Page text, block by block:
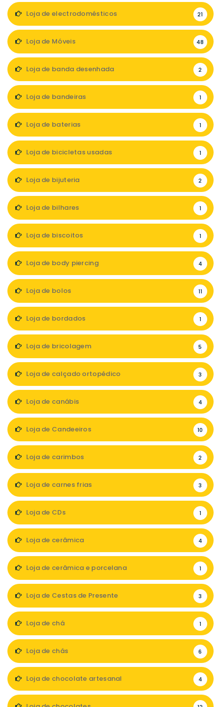
Loja de electrodomésticos 21
Loja de Móveis 48
Loja de banda desenhada 2
Loja de bandeiras 1
Loja de baterias 1
Loja de bicicletas usadas 1
Loja de bijuteria 2
Loja de bilhares 1
Loja de biscoitos 1
Loja de body piercing 4
Loja de bolos 11
Loja de bordados 1
Loja de bricolagem 5
Loja de calçado ortopédico 3
Loja de canábis 4
Loja de Candeeiros 10
Loja de carimbos 2
Loja de carnes frias 3
Loja de CDs 1
Loja de cerâmica 4
Loja de cerâmica e porcelana 1
Loja de Cestas de Presente 3
Loja de chá 1
Loja de chás 6
Loja de chocolate artesanal 4